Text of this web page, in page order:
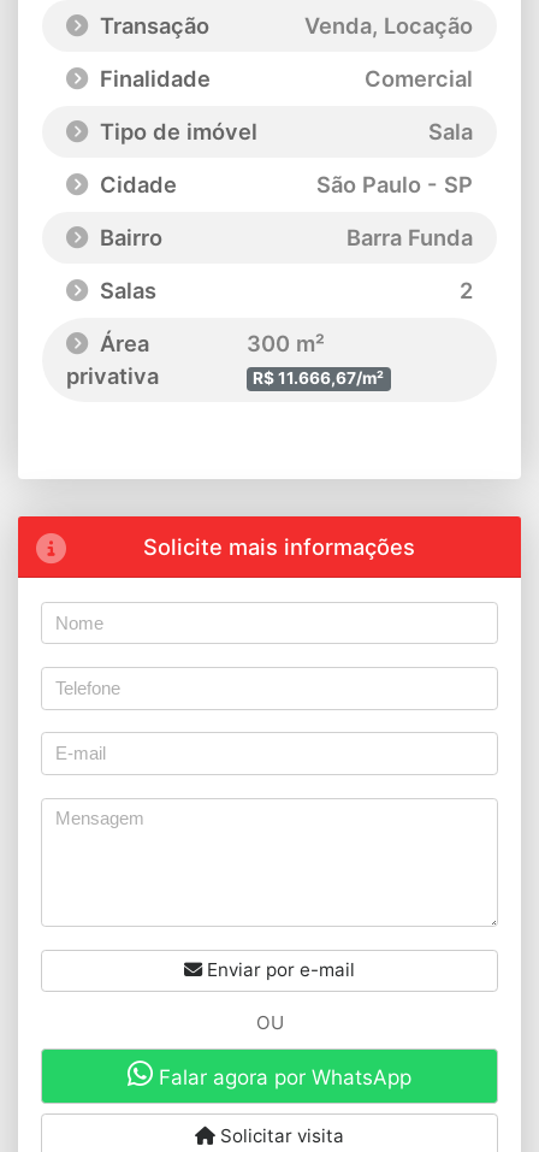
Transação
Venda, Locação
Finalidade
Comercial
Tipo de imóvel
Sala
Cidade
São Paulo - SP
Bairro
Barra Funda
Salas
2
Área
privativa
300 m²
R$ 11.666,67/m²
Solicite mais informações
Enviar por e-mail
OU
Falar agora por WhatsApp
Solicitar visita